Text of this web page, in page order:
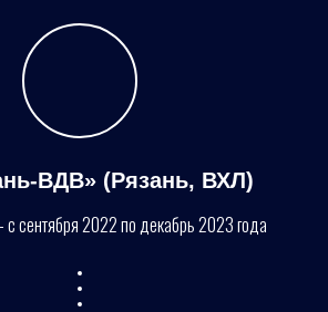
ВДВ» (Рязань, ВХЛ)
с сентября 2022 по декабрь 2023 года